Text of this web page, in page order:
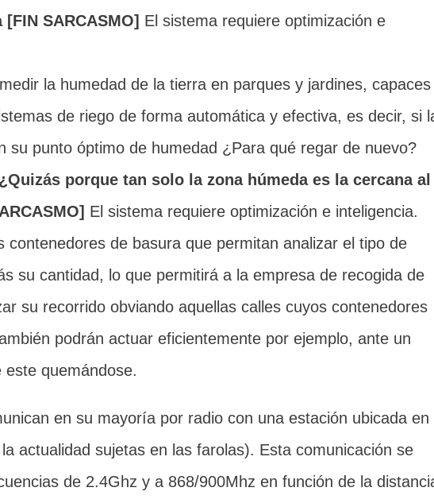
SARCASMO] El sistema requiere optimización e
la humedad de la tierra en parques y jardines, capaces
de riego de forma automática y efectiva, es decir, si
su punto óptimo de humedad ¿Para qué regar de nuevo?
porque tan solo la zona húmeda es la cercana al
El sistema requiere optimización e inteligencia.
contenedores de basura que permitan analizar el tipo de
su cantidad, lo que permitirá a la empresa de recogida de
su recorrido obviando aquellas calles cuyos contenedores
podrán actuar eficientemente por ejemplo, ante un
este quemándose.
en su mayoría por radio con una estación ubicada en
actualidad sujetas en las farolas). Esta comunicación se
de 2.4Ghz y a 868/900Mhz en función de la